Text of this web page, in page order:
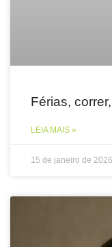
Férias,
LEIA MAIS »
15 de janeiro de 2026